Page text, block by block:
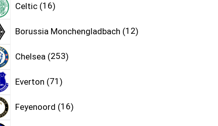
Celtic 16
Borussia Monchengladbach 12
Chelsea 253
Everton 71
Feyenoord 16